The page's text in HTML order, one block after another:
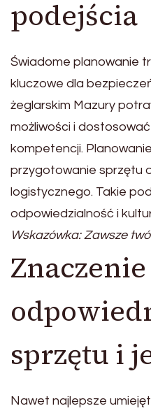
podejścia
Świadome planowanie
kluczowe dla
żeglarskim Mazury
możliwości i
kompetencji.
przygotowanie sprzętu
logistycznego. Takie
odpowiedzialność i
Wskazówka: Zawsze
Znaczenie
sprzętu i
Nawet najlepsze